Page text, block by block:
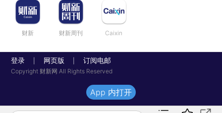
财新 财新周刊 Caixin
登录 网页版 订阅电邮
Copyright 财新网 All Rights Reserved
App 内打开